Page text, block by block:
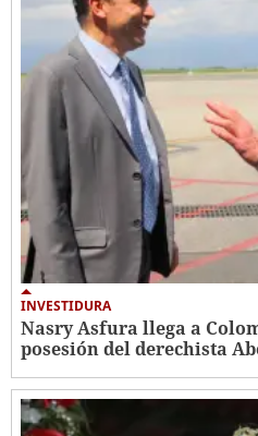
INVESTIDURA
Nasry Asfura llega a
posesión del derechista